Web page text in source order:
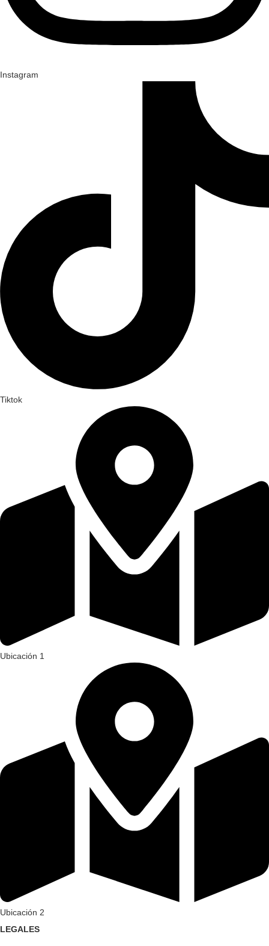
Instagram
Tiktok
Ubicación 1
Ubicación 2
LEGALES